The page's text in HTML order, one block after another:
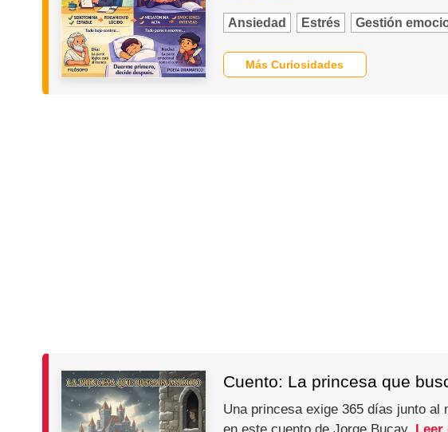
Ansiedad Estrés Gestión
Más Curiosidades
Cuento: La princesa que
Una princesa exige 365 días junto al